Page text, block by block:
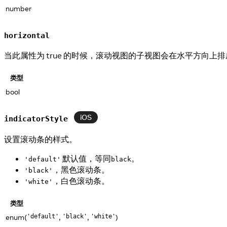
number
horizontal
当此属性为 true 的时候，滚动视图的子视图会在水平方向上
类型
bool
indicatorStyle iOS
设置滚动条的样式。
'default' 默认值，等同 black。
'black' ，黑色滚动条。
'white' ，白色滚动条。
类型
enum( 'default' , 'black' , 'white')